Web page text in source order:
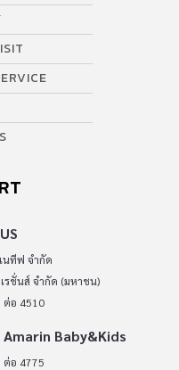
นทีฟ จำกัด
รชั่นส์ จำกัด (มหาชน)
ต่อ 4510
Baby&Kids
ต่อ 4775